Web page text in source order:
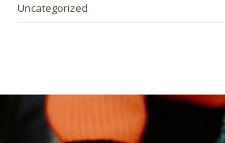
Uncategorized